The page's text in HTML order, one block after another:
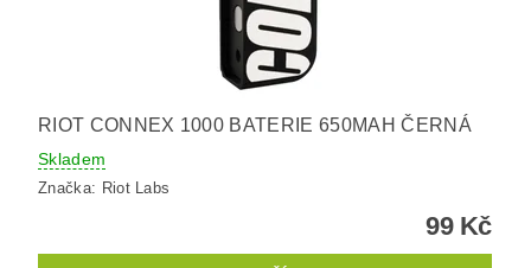
RIOT CONNEX 1000 BATERIE 650MAH ČERNÁ
Skladem
Značka: Riot Labs
99 Kč